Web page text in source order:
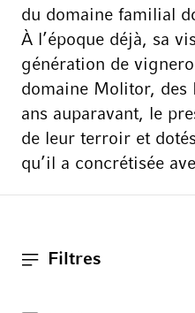
du domaine familial
À l’époque déjà, sa
génération de
domaine Molitor, des
ans auparavant, le
de leur terroir et
qu’il a concrétisée
Filtres